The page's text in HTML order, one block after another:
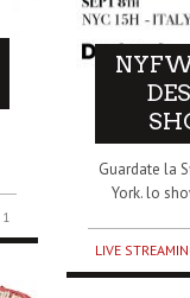
1
Guardate la
York. lo
LIVE